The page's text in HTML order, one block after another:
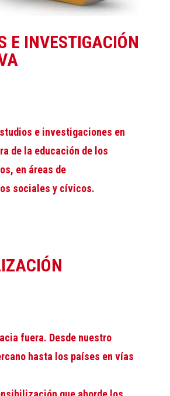
E INVESTIGACIÓN
e investigaciones en
de la educación de los
en áreas de
sociales y cívicos.
fuera. Desde nuestro
hasta los países en vías